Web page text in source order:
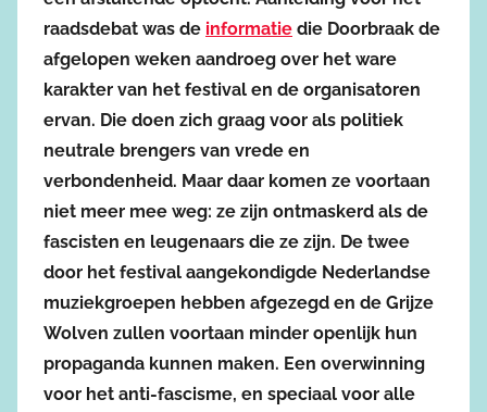
raadsdebat was de informatie die Doorbraak de
afgelopen weken aandroeg over het ware
karakter van het festival en de organisatoren
ervan. Die doen zich graag voor als politiek
neutrale brengers van vrede en
verbondenheid. Maar daar komen ze voortaan
niet meer mee weg: ze zijn ontmaskerd als de
fascisten en leugenaars die ze zijn. De twee
door het festival aangekondigde Nederlandse
muziekgroepen hebben afgezegd en de Grijze
Wolven zullen voortaan minder openlijk hun
propaganda kunnen maken. Een overwinning
voor het anti-fascisme, en speciaal voor alle